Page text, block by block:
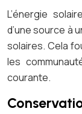
L’énergie
d’une source à
solaires. Cela
les
courante.